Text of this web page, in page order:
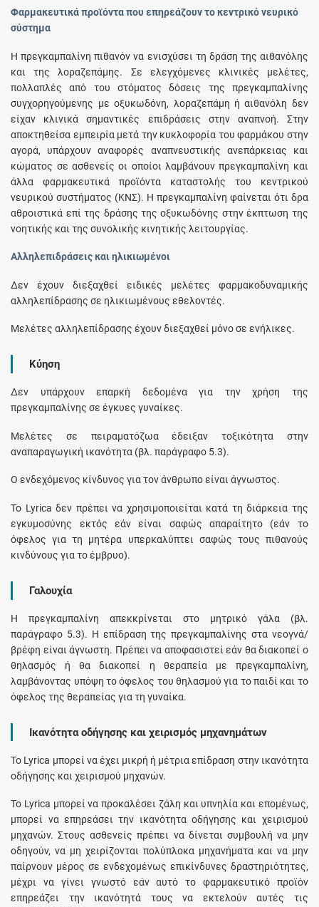
Φαρμακευτικά προϊόντα που επηρεάζουν το κεντρικό νευρικό
σύστημα
Η πρεγκαμπαλίνη πιθανόν να ενισχύσει τη δράση της αιθανόλης
και της λοραζεπάμης. Σε ελεγχόμενες κλινικές μελέτες,
πολλαπλές από του στόματος δόσεις της πρεγκαμπαλίνης
συγχορηγούμενης με οξυκωδόνη, λοραζεπάμη ή αιθανόλη δεν
είχαν κλινικά σημαντικές επιδράσεις στην αναπνοή. Στην
αποκτηθείσα εμπειρία μετά την κυκλοφορία του φαρμάκου στην
αγορά, υπάρχουν αναφορές αναπνευστικής ανεπάρκειας και
κώματος σε ασθενείς οι οποίοι λαμβάνουν πρεγκαμπαλίνη και
άλλα φαρμακευτικά προϊόντα καταστολής του κεντρικού
νευρικού συστήματος (ΚΝΣ). Η πρεγκαμπαλίνη φαίνεται ότι δρα
αθροιστικά επί της δράσης της οξυκωδόνης στην έκπτωση της
νοητικής και της συνολικής κινητικής λειτουργίας.
Αλληλεπιδράσεις και ηλικιωμένοι
Δεν έχουν διεξαχθεί ειδικές μελέτες φαρμακοδυναμικής
αλληλεπίδρασης σε ηλικιωμένους εθελοντές.
Μελέτες αλληλεπίδρασης έχουν διεξαχθεί μόνο σε ενήλικες.
Κύηση
Δεν υπάρχουν επαρκή δεδομένα για την χρήση της
πρεγκαμπαλίνης σε έγκυες γυναίκες.
Μελέτες σε πειραματόζωα έδειξαν τοξικότητα στην
αναπαραγωγική ικανότητα (βλ. παράγραφο 5.3).
Ο ενδεχόμενος κίνδυνος για τον άνθρωπο είναι άγνωστος.
Το Lyrica δεν πρέπει να χρησιμοποιείται κατά τη διάρκεια της
εγκυμοσύνης εκτός εάν είναι σαφώς απαραίτητο (εάν το
όφελος για τη μητέρα υπερκαλύπτει σαφώς τους πιθανούς
κινδύνους για το έμβρυο).
Γαλουχία
Η πρεγκαμπαλίνη απεκκρίνεται στο μητρικό γάλα (βλ.
παράγραφο 5.3). Η επίδραση της πρεγκαμπαλίνης στα νεογνά/
βρέφη είναι άγνωστη. Πρέπει να αποφασιστεί εάν θα διακοπεί ο
θηλασμός ή θα διακοπεί η θεραπεία με πρεγκαμπαλίνη,
λαμβάνοντας υπόψη το όφελος του θηλασμού για το παιδί και το
όφελος της θεραπείας για τη γυναίκα.
Ικανότητα οδήγησης και χειρισμός μηχανημάτων
Το Lyrica μπορεί να έχει μικρή ή μέτρια επίδραση στην ικανότητα
οδήγησης και χειρισμού μηχανών.
Το Lyrica μπορεί να προκαλέσει ζάλη και υπνηλία και επομένως,
μπορεί να επηρεάσει την ικανότητα οδήγησης και χειρισμού
μηχανών. Στους ασθενείς πρέπει να δίνεται συμβουλή να μην
οδηγούν, να μη χειρίζονται πολύπλοκα μηχανήματα και να μην
παίρνουν μέρος σε ενδεχομένως επικίνδυνες δραστηριότητες,
μέχρι να γίνει γνωστό εάν αυτό το φαρμακευτικό προϊόν
επηρεάζει την ικανότητά τους να εκτελούν αυτές τις